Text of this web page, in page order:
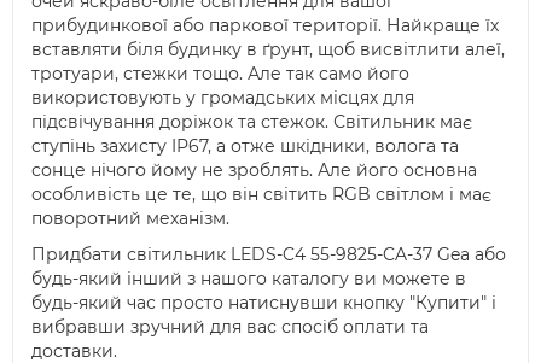
прибудинкової або паркової території. Найкраще їх
вставляти біля будинку в ґрунт, щоб висвітлити алеї,
тротуари, стежки тощо. Але так само його
використовують у громадських місцях для
підсвічування доріжок та стежок. Світильник має
ступінь захисту IP67, а отже шкідники, волога та
сонце нічого йому не зроблять. Але його основна
особливість це те, що він світить RGB світлом і має
поворотний механізм.
Придбати світильник LEDS-C4 55-9825-CA-37 Gea або
будь-який інший з нашого каталогу ви можете в
будь-який час просто натиснувши кнопку "Купити" і
вибравши зручний для вас спосіб оплати та
доставки.